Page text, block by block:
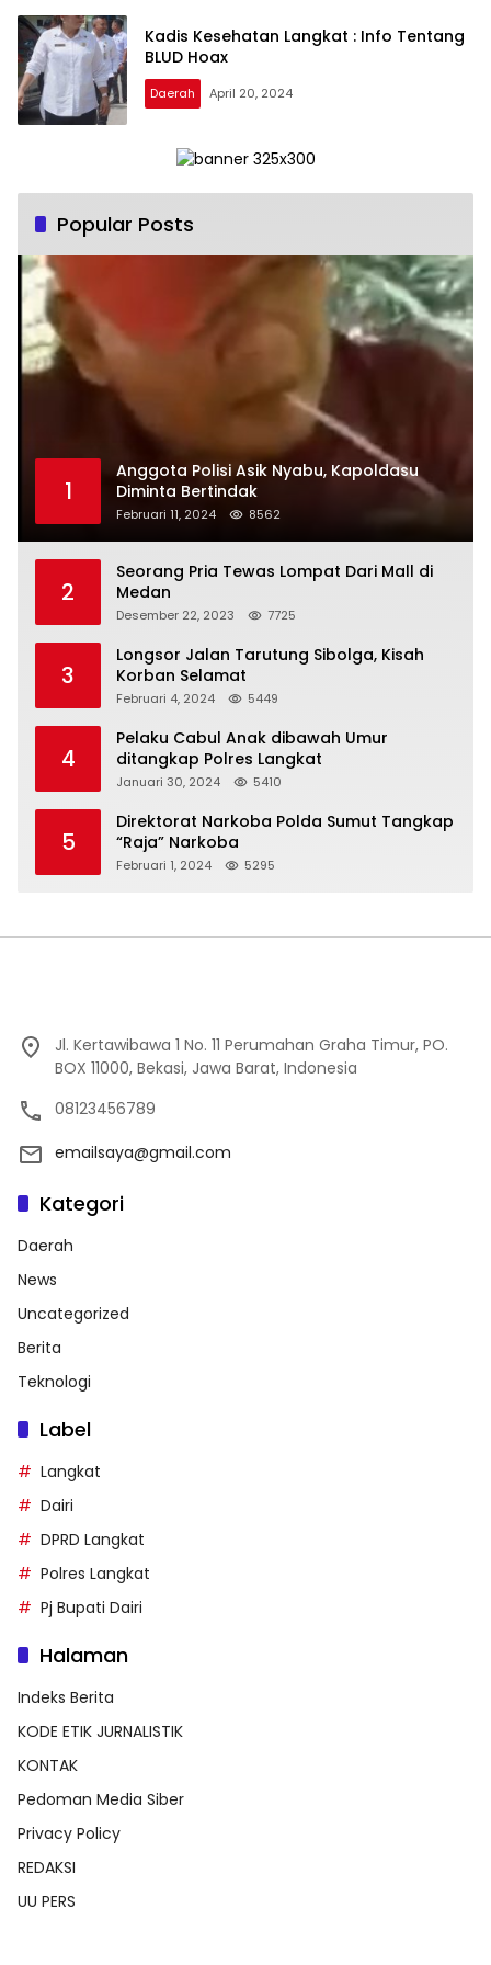
Kadis Kesehatan Langkat : Info Tentang
BLUD Hoax
Daerah April 20, 2024
Popular Posts
1
Anggota Polisi Asik Nyabu, Kapoldasu
Diminta Bertindak
Februari 11, 2024 8562
2
Seorang Pria Tewas Lompat Dari Mall di
Medan
Desember 22, 2023 7725
3
Longsor Jalan Tarutung Sibolga, Kisah
Korban Selamat
Februari 4, 2024 5449
4
Pelaku Cabul Anak dibawah Umur
ditangkap Polres Langkat
Januari 30, 2024 5410
5
Direktorat Narkoba Polda Sumut Tangkap
“Raja” Narkoba
Februari 1, 2024 5295
Jl. Kertawibawa 1 No. 11 Perumahan Graha Timur, PO.
BOX 11000, Bekasi, Jawa Barat, Indonesia
08123456789
emailsaya@gmail.com
Kategori
Daerah
News
Uncategorized
Berita
Teknologi
Label
Langkat
Dairi
DPRD Langkat
Polres Langkat
Pj Bupati Dairi
Halaman
Indeks Berita
KODE ETIK JURNALISTIK
KONTAK
Pedoman Media Siber
Privacy Policy
REDAKSI
UU PERS